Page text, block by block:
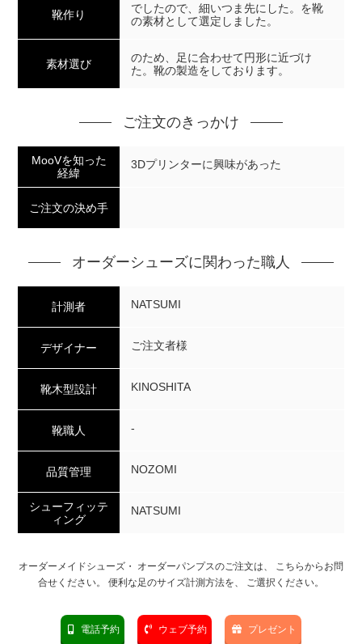
靴作り
でしたので、細いつま先にした。を靴
の素材として選定しました。
素材選び
のため、足に合わせて円形に近づけ
た。靴の製造をしております。
ご注文のきっかけ
MooVを知った
経緯
3Dプリンターに興味があった
ご注文の決め手
オーダーシューズに関わった職人
計測者 NATSUMI
デザイナー ご注文者様
靴木型設計 KINOSHITA
靴職人 -
品質管理 NOZOMI
シューフィッテ
ィング
NATSUMI
オーダーメイドシューズ・ オーダーパンプスのご注文は、 こちらからお問
合せください。 便利な足のサイズ計測方法を、 ご選択ください。
電話予約 ウェブ予約 プレゼント